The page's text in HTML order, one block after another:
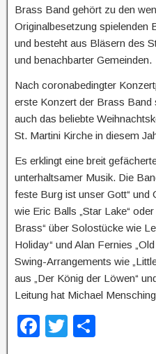
Brass Band gehört zu den
Originalbesetzung spielenden
und besteht aus Bläsern des
und benachbarter Gemeinden.
Nach coronabedingter
erste Konzert der Brass Band
auch das beliebte
St. Martini Kirche in diesem
Es erklingt eine breit
unterhaltsamer Musik. Die
feste Burg ist unser Gott“ und
wie Eric Balls „Star Lake“
Brass“ über Solostücke wie
Holiday“ und Alan Fernies
Swing-Arrangements wie
aus „Der König der Löwen“
Leitung hat Michael
F
T